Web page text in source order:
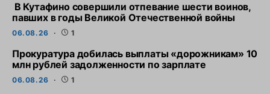
В Кутафино совершили отпевание шести воинов,
павших в годы Великой Отечественной войны
06.08.26 1
Прокуратура добилась выплаты «дорожникам» 10
млн рублей задолженности по зарплате
06.08.26 1